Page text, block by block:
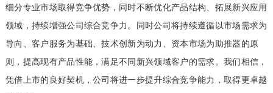
细分专业市场取得竞争优势，同时不断优化产品结构、拓展新兴应用
领域，持续增强公司综合竞争力。同时公司将持续遵循以市场需求为
导向、客户服务为基础、技术创新为动力、资本市场为助推器的原
则，提高现有产品性能，满足不同新兴领域客户的需求。我们相信，
凭借上市的良好契机，公司将进一步提升综合竞争能力，取得更卓越